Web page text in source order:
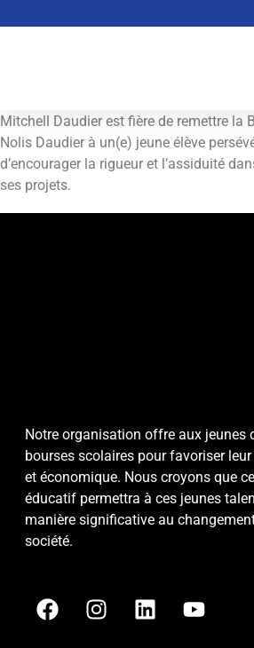
Mitchell Daudier est fière de remettre la
Nolis Daudier à un(e) jeune élève
d’encourager la rigueur et l’assiduité
ses projets.
Notre organisation offre aux jeunes
bourses scolaires pour favoriser
et économique. Nous croyons que
éducatif permettra à ces jeunes
manière significative au
société.